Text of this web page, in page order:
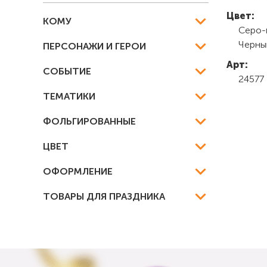
КОМУ
ПЕРСОНАЖИ И ГЕРОИ
СОБЫТИЕ
ТЕМАТИКИ
ФОЛЬГИРОВАННЫЕ
ЦВЕТ
ОФОРМЛЕНИЕ
ТОВАРЫ ДЛЯ ПРАЗДНИКА
Цвет:
Серо-
Арт:
24577